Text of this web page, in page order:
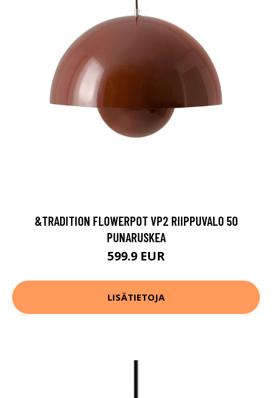
&TRADITION FLOWERPOT VP2 RIIPPUVALO 50
PUNARUSKEA
599.9 EUR
LISÄTIETOJA